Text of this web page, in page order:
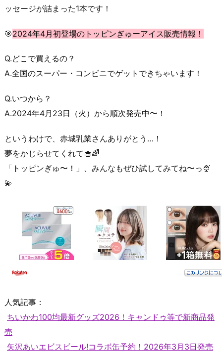
ッセージが詰まった1本です！
🎯2024年4月初登場のトッピンぎゅーアイス販売情報！
Q.どこで買えるの？
A.全国のスーパー・コンビニでゲットできちゃいます！
Q.いつから？
A.2024年4月23日（火）から順次発売中〜！
というわけで、赤城乳業さんありがとう…！
夢をかじらせてくれて🧁🌈
「トッピンぎゅ〜！」、みんなもぜひ試してみてね〜っ🍨
💫
人気記事：
ちいかわ100均最新グッズ2026！キャンドゥ等で新商品発
売
矢沢あいエビスビール!コラボ缶予約！2026年3月3日発売